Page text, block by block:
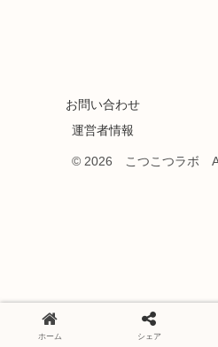
お問い合わせ
運営者情報
© 2026 こつこつラボ
ホーム シェア